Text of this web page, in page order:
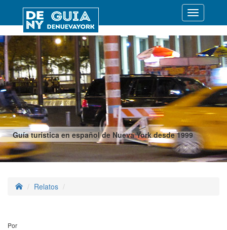
Guía turística en español de Nueva York desde 1999
Desplegar
Relatos
Por